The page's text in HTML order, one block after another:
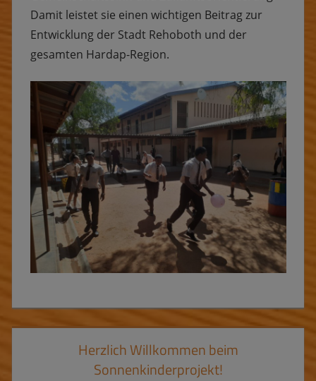
Damit leistet sie einen wichtigen Beitrag zur
Entwicklung der Stadt Rehoboth und der
gesamten Hardap-Region.
Herzlich Willkommen beim
Sonnenkinderprojekt!